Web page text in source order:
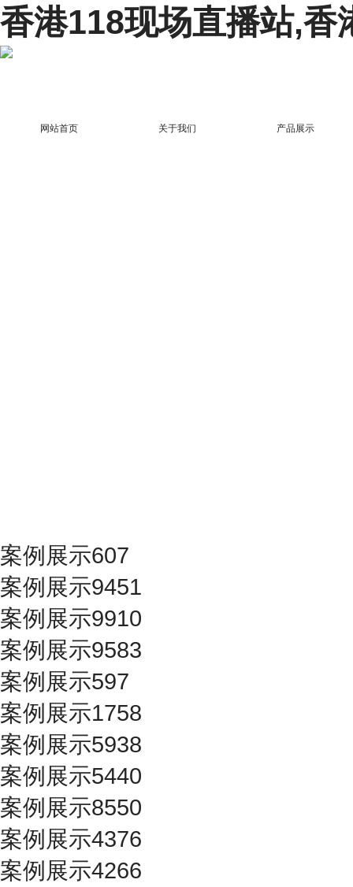
香港118现场直播站,香
网站首页 关于我们 产品展示
案例展示607
案例展示9451
案例展示9910
案例展示9583
案例展示597
案例展示1758
案例展示5938
案例展示5440
案例展示8550
案例展示4376
案例展示4266